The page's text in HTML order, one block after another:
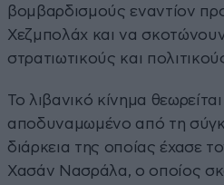
βομβαρδισμούς εναντίον
Χεζμπολάχ και να
στρατιωτικούς και
Το λιβανικό κίνημα
αποδυναμωμένο από τη
διάρκεια της οποίας έχασε
Χασάν Νασράλα, ο οποίος